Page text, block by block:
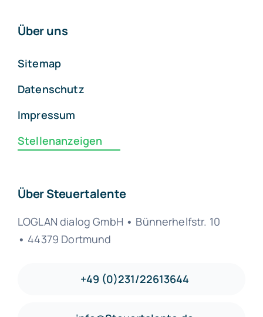
Über uns
Sitemap
Datenschutz
Impressum
Stellenanzeigen
Über Steuertalente
LOGLAN dialog GmbH • Bünnerhelfstr. 10
• 44379 Dortmund
+49 (0)231/22613644